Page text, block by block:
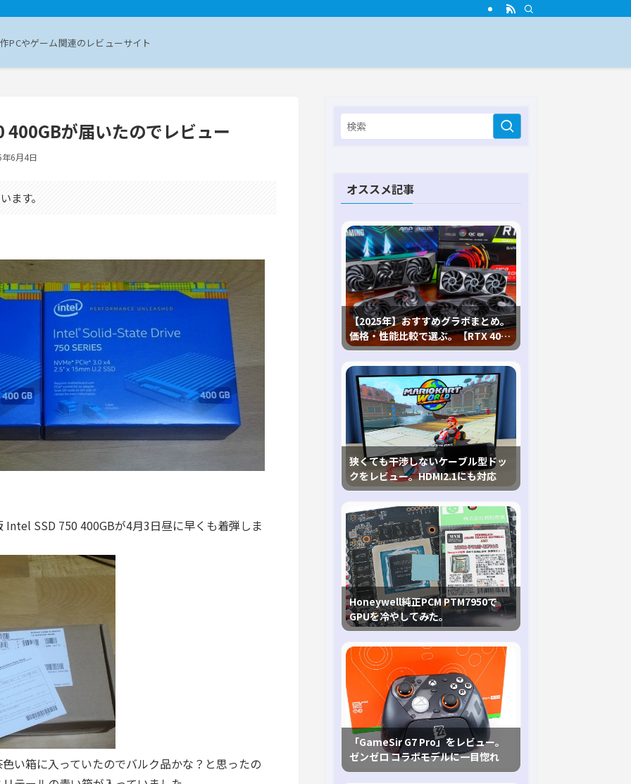
PCやゲーム関連のレビューサイト
が届いたのでレビュー
6月4日
ます。
SSD 750 400GBが4月3日昼に早くも着弾しま
い箱に入っていたのでバルク品かな？と思ったの
オススメ記事
【2025年】おすすめグラボまとめ。
価格・性能比較で選ぶ。【RTX 40,
RX 7000各種に対応】
狭くても干渉しないケーブル型ドッ
クをレビュー。HDMI2.1にも対応
Honeywell純正PCM PTM7950で
GPUを冷やしてみた。
「GameSir G7 Pro」をレビュー。
ゼンゼロ コラボモデルに一目惚れ